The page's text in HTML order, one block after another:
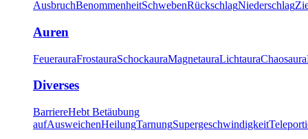
AusbruchBenommenheitSchwebenRückschlagNiederschlag
Auren
FeuerauraFrostauraSchockauraMagnetauraLichtauraChaosaura
Diverses
BarriereHebt Betäubung
aufAusweichenHeilungTarnungSupergeschwindigkeit